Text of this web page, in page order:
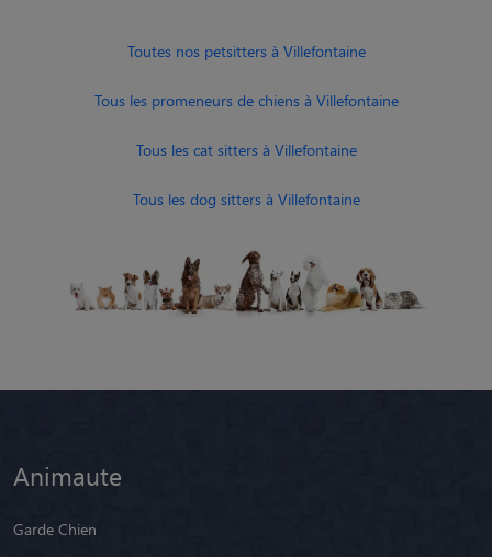
Toutes nos petsitters à Villefontaine
Tous les promeneurs de chiens à Villefontaine
Tous les cat sitters à Villefontaine
Tous les dog sitters à Villefontaine
Animaute
Garde Chien